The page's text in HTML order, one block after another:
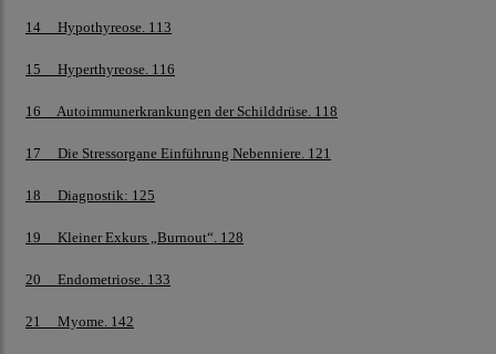
14 Hypothyreose. 113
15 Hyperthyreose. 116
16 Autoimmunerkrankungen der Schilddrüse. 118
17 Die Stressorgane Einführung Nebenniere. 121
18 Diagnostik: 125
19 Kleiner Exkurs „Burnout“. 128
20 Endometriose. 133
21 Myome. 142